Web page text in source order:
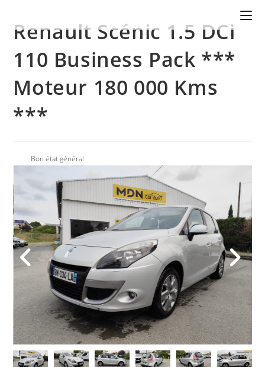
Renault Scénic 1.5 DCi
110 Business Pack ***
Moteur 180 000 Kms
***
Bon état général